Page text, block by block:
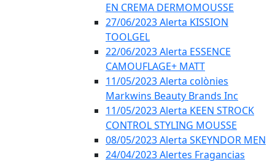
EN CREMA DERMOMOUSSE
27/06/2023 Alerta KISSION
TOOLGEL
22/06/2023 Alerta ESSENCE
CAMOUFLAGE+ MATT
11/05/2023 Alerta colònies
Markwins Beauty Brands Inc
11/05/2023 Alerta KEEN STROCK
CONTROL STYLING MOUSSE
08/05/2023 Alerta SKEYNDOR MEN
24/04/2023 Alertes Fragancias